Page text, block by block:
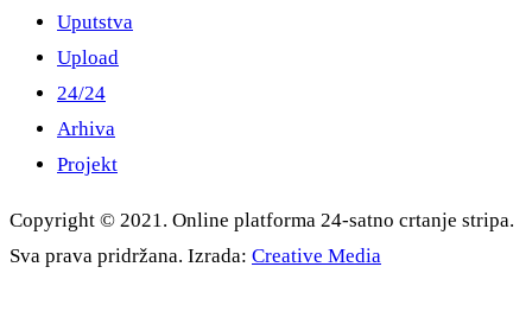
Uputstva
Upload
24/24
Arhiva
Projekt
Copyright © 2021. Online platforma 24-satno crtanje stripa.
Sva prava pridržana. Izrada: Creative Media